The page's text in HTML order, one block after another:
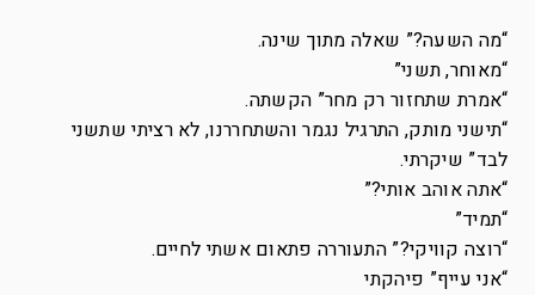
“מה השעה?” שאלה מתוך שינה.
“מאוחר, תשני”
“אמרת שתחזור רק מחר” הקשתה.
“תישני מותק, התרגיל נגמר והשתחררנו, לא רציתי שתשני
לבד” שיקרתי.
“אתה אוהב אותי?”
“תמיד”
“רוצה קוויקי?” התעוררה פתאום אשתי לחיים.
“אני עייף” פיהקתי